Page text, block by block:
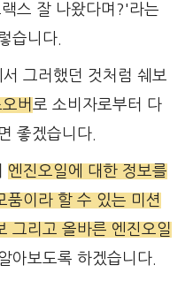
스 잘 나왔다며?'라는
습니다.
그러했던 것처럼 쉐보
버 로 소비자로부터 다
좋겠습니다.
엔진오일에 대한 정보를
품이라 할 수 있는 미션
그리고 올바른 엔진오일
아보도록 하겠습니다.